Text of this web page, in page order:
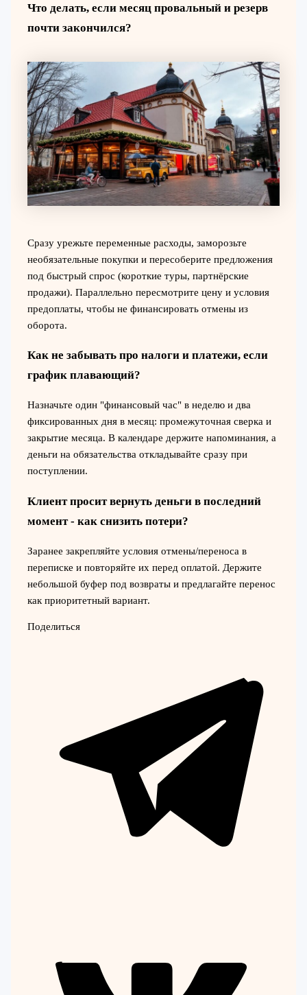
Что делать, если месяц провальный и резерв
почти закончился?
Сразу урежьте переменные расходы, заморозьте
необязательные покупки и пересоберите предложения
под быстрый спрос (короткие туры, партнёрские
продажи). Параллельно пересмотрите цену и условия
предоплаты, чтобы не финансировать отмены из
оборота.
Как не забывать про налоги и платежи, если
график плавающий?
Назначьте один "финансовый час" в неделю и два
фиксированных дня в месяц: промежуточная сверка и
закрытие месяца. В календаре держите напоминания, а
деньги на обязательства откладывайте сразу при
поступлении.
Клиент просит вернуть деньги в последний
момент - как снизить потери?
Заранее закрепляйте условия отмены/переноса в
переписке и повторяйте их перед оплатой. Держите
небольшой буфер под возвраты и предлагайте перенос
как приоритетный вариант.
Поделиться